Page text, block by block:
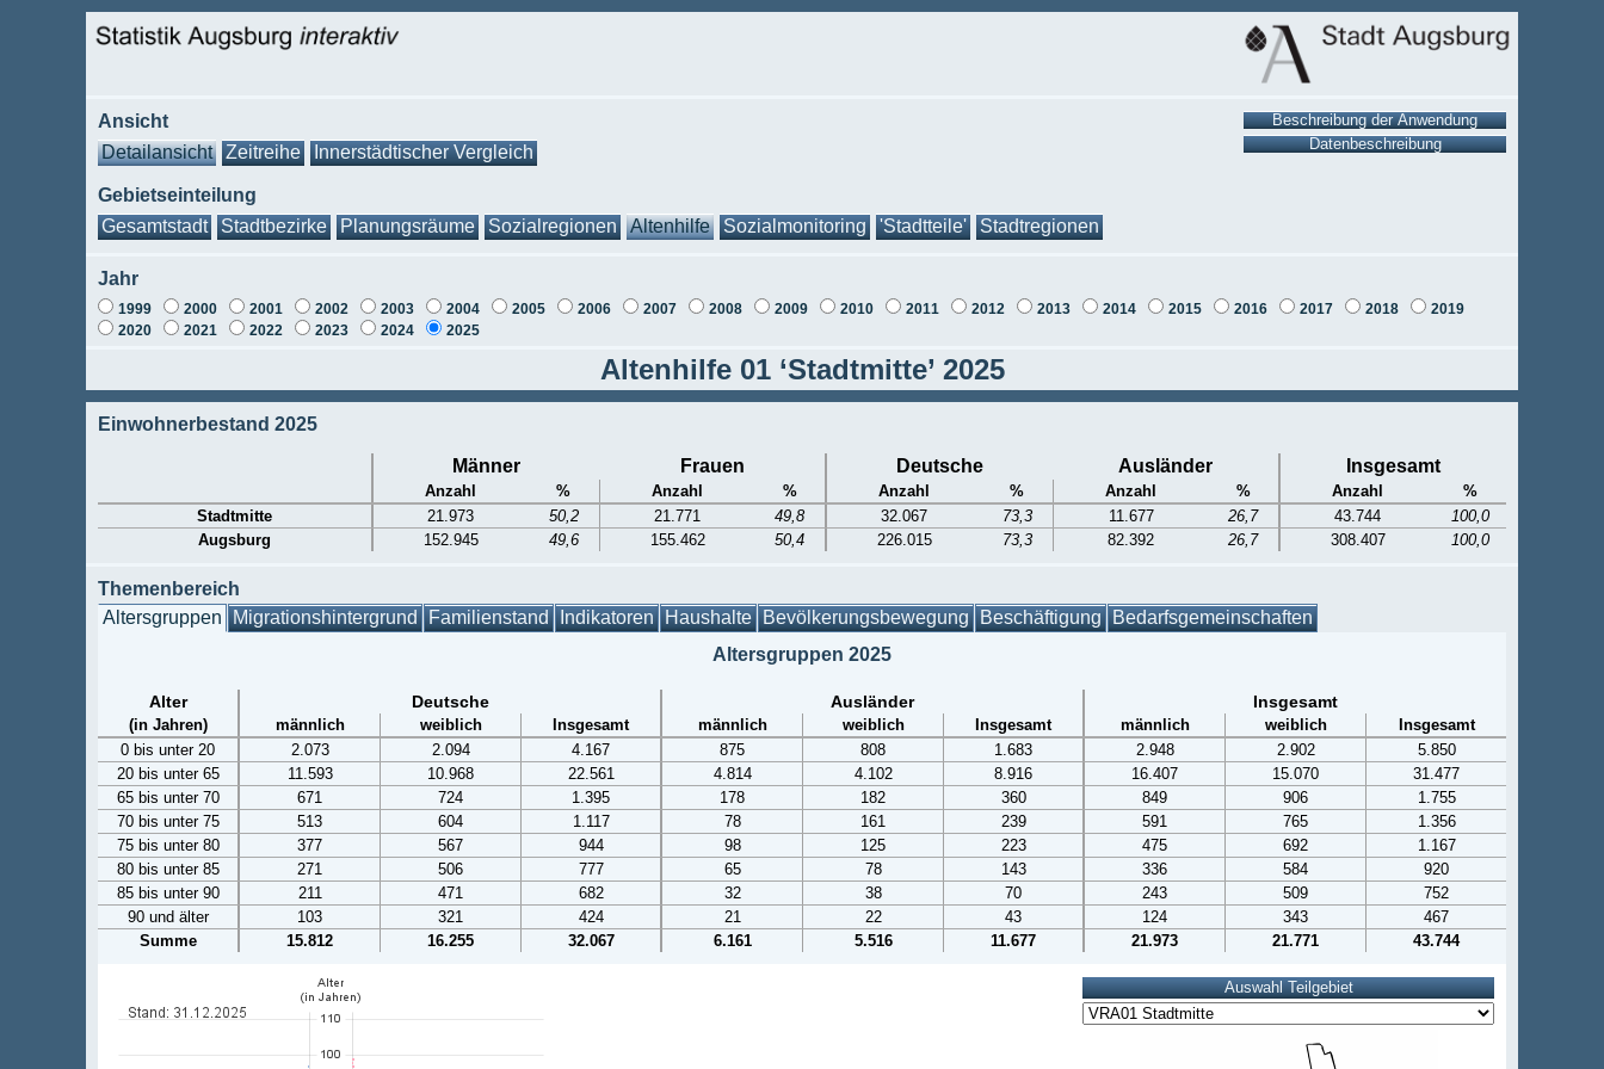
Ansicht
Detailansicht
Zeitreihe Innerstädtischer Vergleich
Gebietseinteilung
Gesamtstadt
Stadtbezirke Planungsräume Sozialregionen Altenhilfe Sozialmonitoring 'Stadtteile' Stadtregionen
Jahr
1999 2000 2001 2002 2003 2004 2005 2006 2007 2008 2009 2010 2011 2012 2013 2014 2015 2016 2017 2018
2019
2020
2021 2022 2023 2024 2025
Altenhilfe 01 ‘Stadtmitte’ 2025
Einwohnerbestand 2025
Männer Frauen Deutsche Ausländer Insgesamt
Anzahl % Anzahl % Anzahl % Anzahl % Anzahl
%
Stadtmitte
21.973 50,2 21.771 49,8 32.067 73,3 11.677 26,7 43.744
100,0
Augsburg
152.945 49,6 155.462 50,4 226.015 73,3 82.392 26,7 308.407 100,0
Themenbereich
Altersgruppen Migrationshintergrund Familienstand Indikatoren Haushalte Bevölkerungsbewegung Beschäftigung Bedarfsgemeinschaften
Altersgruppen 2025
Alter Deutsche Ausländer Insgesamt
(in Jahren) männlich weiblich Insgesamt männlich weiblich Insgesamt männlich weiblich
Insgesamt
0 bis unter 20
2.073 2.094 4.167 875 808 1.683 2.948 2.902
5.850
20 bis unter 65
11.593 10.968 22.561 4.814 4.102 8.916 16.407 15.070
31.477
65 bis unter 70
671 724 1.395 178 182 360 849 906
1.755
70 bis unter 75
513 604 1.117 78 161 239 591 765
1.356
75 bis unter 80
377 567 944 98 125 223 475 692
1.167
80 bis unter 85
271 506 777 65 78 143 336 584
920
85 bis unter 90
211 471 682 32 38 70 243 509
752
90 und älter
103 321 424 21 22 43 124 343
467
Summe
15.812 16.255 32.067 6.161 5.516 11.677 21.973 21.771 43.744